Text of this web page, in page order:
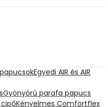
Egyedi AIR és AIR
Gyönyörű parafa papucs
Kényelmes Comfortflex